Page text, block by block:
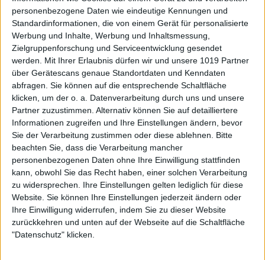
personenbezogene Daten wie eindeutige Kennungen und
Standardinformationen, die von einem Gerät für personalisierte
Werbung und Inhalte, Werbung und Inhaltsmessung,
Zielgruppenforschung und Serviceentwicklung gesendet
werden.
Mit Ihrer Erlaubnis dürfen wir und unsere 1019 Partner
über Gerätescans genaue Standortdaten und Kenndaten
abfragen. Sie können auf die entsprechende Schaltfläche
klicken, um der o. a. Datenverarbeitung durch uns und unsere
Partner zuzustimmen. Alternativ können Sie auf detailliertere
Informationen zugreifen und Ihre Einstellungen ändern, bevor
Sie der Verarbeitung zustimmen oder diese ablehnen.
Bitte
beachten Sie, dass die Verarbeitung mancher
personenbezogenen Daten ohne Ihre Einwilligung stattfinden
kann, obwohl Sie das Recht haben, einer solchen Verarbeitung
zu widersprechen. Ihre Einstellungen gelten lediglich für diese
Website. Sie können Ihre Einstellungen jederzeit ändern oder
Ihre Einwilligung widerrufen, indem Sie zu dieser Website
zurückkehren und unten auf der Webseite auf die Schaltfläche
"Datenschutz" klicken.